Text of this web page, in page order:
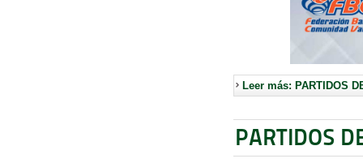
Leer más: PARTIDOS
PARTIDOS